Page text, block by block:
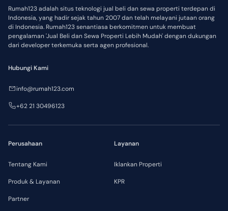
Rumah123 adalah situs teknologi jual beli dan sewa properti terdepan di
Indonesia, yang hadir sejak tahun 2007 dan telah melayani jutaan orang
di Indonesia. Rumah123 senantiasa berkomitmen untuk membuat
pengalaman 'Jual Beli dan Sewa Properti Lebih Mudah' dengan dukungan
dari developer terkemuka serta agen profesional.
Perusahaan
Tentang Kami
Produk & Layanan
Partner
Layanan
Iklankan Properti
KPR
Hubungi Kami
info@rumah123.com
+62 21 30496123